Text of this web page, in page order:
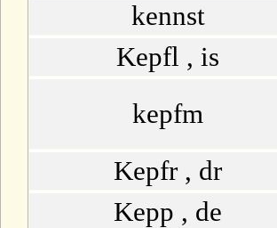
kennst
Kepfl , is
kepfm
Kepfr , dr
Kepp , de